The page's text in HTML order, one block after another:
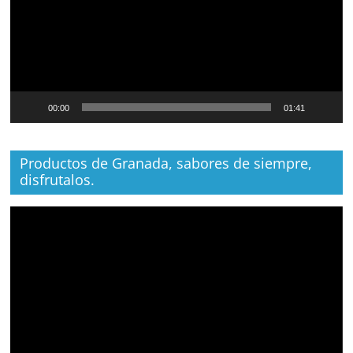
00:00 01:41
Productos de Granada, sabores de siempre,
disfrutalos.